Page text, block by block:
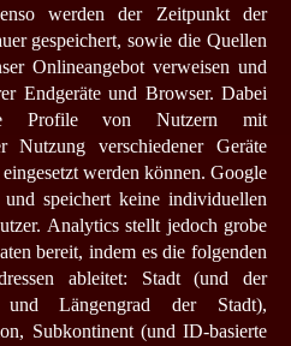
werden der Zeitpunkt der
gespeichert, sowie die Quellen
Onlineangebot verweisen und
Endgeräte und Browser. Dabei
Profile von Nutzern mit
Nutzung verschiedener Geräte
werden können. Google
speichert keine individuellen
Analytics stellt jedoch grobe
bereit, indem es die folgenden
ableitet: Stadt (und der
und Längengrad der Stadt),
Subkontinent (und ID-basierte